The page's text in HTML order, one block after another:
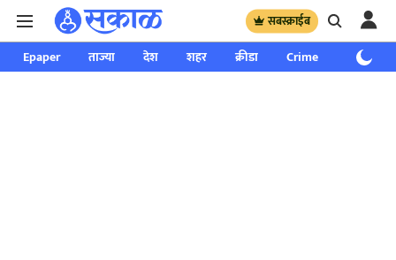
सबस्क्राईब
Epaper ताज्या देश शहर क्रीडा Crime साप्ताहिक